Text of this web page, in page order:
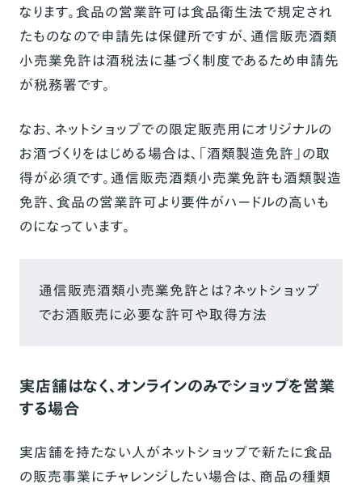
なります。食品の営業許可は食品衛生法で規定され
たものなので申請先は保健所ですが、通信販売酒類
小売業免許は酒税法に基づく制度であるため申請先
が税務署です。
なお、ネットショップでの限定販売用にオリジナルの
お酒づくりをはじめる場合は、「酒類製造免許」の取
得が必須です。通信販売酒類小売業免許も酒類製造
免許、食品の営業許可より要件がハードルの高いも
のになっています。
通信販売酒類小売業免許とは？ネットショップ
でお酒販売に必要な許可や取得方法
実店舗はなく、オンラインのみでショップを営業
する場合
実店舗を持たない人がネットショップで新たに食品
の販売事業にチャレンジしたい場合は、商品の種類